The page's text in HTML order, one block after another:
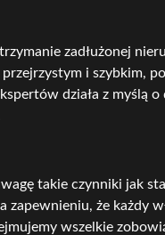
zadłużonej
i szybkim,
działa z myślą
takie czynniki jak
zapewnieniu, że każdy
wszelkie